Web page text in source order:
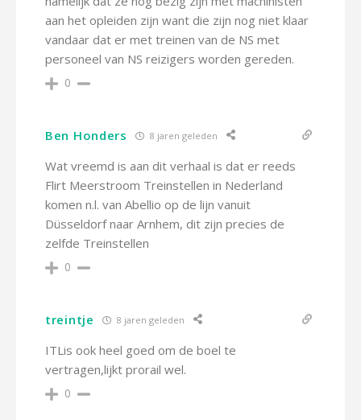
aan het opleiden zijn want die zijn nog niet klaar
vandaar dat er met treinen van de NS met
personeel van NS reizigers worden gereden.
0
Ben Honders 8 jaren geleden
Wat vreemd is aan dit verhaal is dat er reeds
Flirt Meerstroom Treinstellen in Nederland
komen n.l. van Abellio op de lijn vanuit
Düsseldorf naar Arnhem, dit zijn precies de
zelfde Treinstellen
0
treintje 8 jaren geleden
ITLis ook heel goed om de boel te
vertragen,lijkt prorail wel.
0